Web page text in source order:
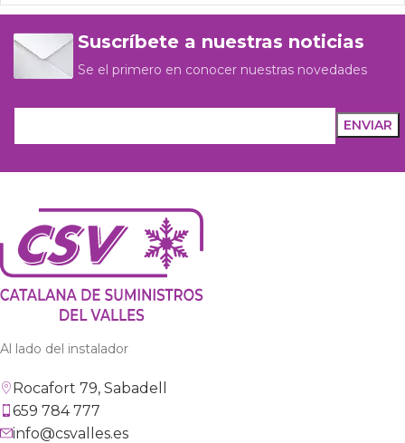
Suscríbete a nuestras noticias
Se el primero en conocer nuestras novedades
Al lado del instalador
Rocafort 79, Sabadell
659 784 777
info@csvalles.es